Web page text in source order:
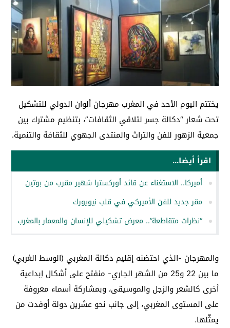
يختتم اليوم الأحد في المغرب مهرجان ألوان الدولي للتشكيل
تحت شعار “دكالة جسر لتلاقي الثقافات”، بتنظيم مشترك بين
جمعية الزهور للفن والتراث والمنتدى الجهوي للثقافة والتنمية.
اقرأ أيضا...
أميركا.. الاستغناء عن قائد أوركسترا شهير مقرب من بوتين
مقر جديد للفن الأميركي في قلب نيويورك
“نظرات متقاطعة”.. معرض تشكيلي للإنسان والمعمار بالمغرب
والمهرجان -الذي احتضنه إقليم دكالة المغربي (الوسط الغربي)
ما بين 22 و25 من الشهر الجاري- منفتح على أشكال إبداعية
أخرى كالشعر والزجل والموسيقى، وبمشاركة أسماء معروفة
على المستوى المغربي، إلى جانب نحو عشرين دولة أوفدت من
يمثّلها.